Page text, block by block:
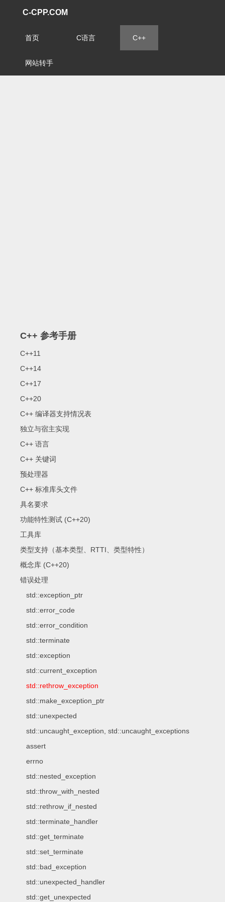
C-CPP.COM
首页 C语言 C++
网站转手
C++ 参考手册
C++11
C++14
C++17
C++20
C++ 编译器支持情况表
独立与宿主实现
C++ 语言
C++ 关键词
预处理器
C++ 标准库头文件
具名要求
功能特性测试 (C++20)
工具库
类型支持（基本类型、RTTI、类型特性）
概念库 (C++20)
错误处理
std::exception_ptr
std::error_code
std::error_condition
std::terminate
std::exception
std::current_exception
std::rethrow_exception
std::make_exception_ptr
std::unexpected
std::uncaught_exception, std::uncaught_exceptions
assert
errno
std::nested_exception
std::throw_with_nested
std::rethrow_if_nested
std::terminate_handler
std::get_terminate
std::set_terminate
std::bad_exception
std::unexpected_handler
std::get_unexpected